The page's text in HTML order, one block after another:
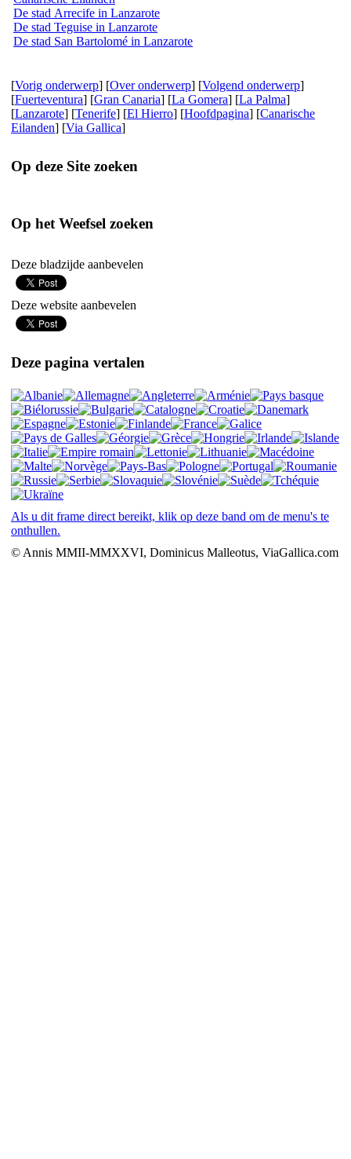
De stad Arrecife in Lanzarote
De stad Teguise in Lanzarote
De stad San Bartolomé in Lanzarote
[Vorig onderwerp] [Over onderwerp] [Volgend onderwerp]
[Fuerteventura] [Gran Canaria] [La Gomera] [La Palma]
[Lanzarote] [Tenerife] [El Hierro] [Hoofdpagina] [Canarische
Eilanden] [Via Gallica]
Op deze Site zoeken
Op het Weefsel zoeken
Deze bladzijde aanbevelen
Deze website aanbevelen
Deze pagina vertalen
Als u dit frame direct bereikt, klik op deze band om de menu's te
onthullen.
© Annis MMII-MMXXVI, Dominicus Malleotus, ViaGallica.com